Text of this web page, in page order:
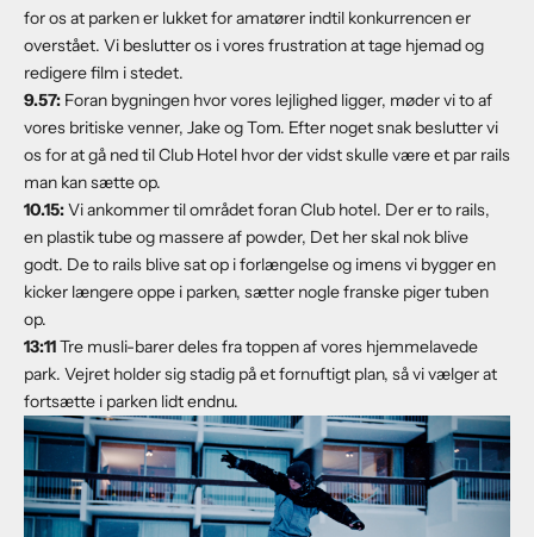
for os at parken er lukket for amatører indtil konkurrencen er
overstået. Vi beslutter os i vores frustration at tage hjemad og
redigere film i stedet.
9.57: Foran bygningen hvor vores lejlighed ligger, møder vi to af
vores britiske venner, Jake og Tom. Efter noget snak beslutter vi
os for at gå ned til Club Hotel hvor der vidst skulle være et par rails
man kan sætte op.
10.15:Vi ankommer til området foran Club hotel. Der er to rails,
en plastik tube og massere af powder, Det her skal nok blive
godt. De to rails blive sat op i forlængelse og imens vi bygger en
kicker længere oppe i parken, sætter nogle franske piger tuben
op.
13:11Tre musli-barer deles fra toppen af vores hjemmelavede
park. Vejret holder sig stadig på et fornuftigt plan, så vi vælger at
fortsætte i parken lidt endnu.